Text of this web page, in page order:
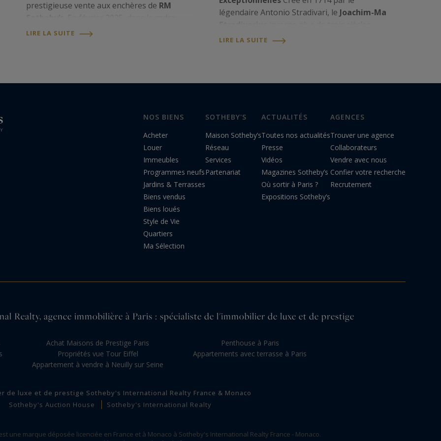
prestigieuse vente aux enchères de RM
majestueux des
Salles du carrousel du
LIRE LA SUITE
légendaire Antonio Stradivari, le Joachim-Ma
d’histoire musicale. Réputé pour sa sonorité
LIRE LA SUITE
NOS BIENS
Acheter
Louer
Immeubles
Programmes neufs
Jardins & Terrasses
Biens vendus
Biens loués
Style de Vie
Quartiers
Ma Sélection
SOTHEBY'S
Maison Sotheby’s
Réseau
Services
Partenariat
ACTUALITÉS
Toutes nos actualités
Presse
Vidéos
Magazines Sotheby’s
Où sortir à Paris ?
Expositions Sotheby’s
AGENCES
Trouver une agence
Collaborateurs
Vendre avec nous
Confier votre recherche
Recrutement
Realty, agence immobilière à Paris : spécialiste de l'immobilier de luxe et de prestige
Achat Maisons de Prestige Paris
Propriétés vue Tour Eiffel
Appartement à vendre à Neuilly sur Seine
Penthouse à Paris
Appartements avec terrasse à Paris
de luxe et de prestige Sotheby's International Realty France & Monaco
Sotheby's Auction House
Sotheby's International Realty
une marque déposée licenciée en France et à Monaco à Sotheby's International Realty France - Monaco.